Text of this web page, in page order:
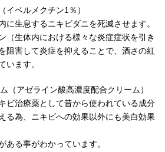
イベルメクチン1％）
に生息するニキビダニを死滅させます。
（生体内における様々な炎症症状を引き
阻害して炎症を抑えることで、酒さの紅
います。
（アゼライン酸高濃度配合クリーム）
ビ治療薬として昔から使われている成分
る為、ニキビへの効果以外にも美白効果
ある事がわかっています。